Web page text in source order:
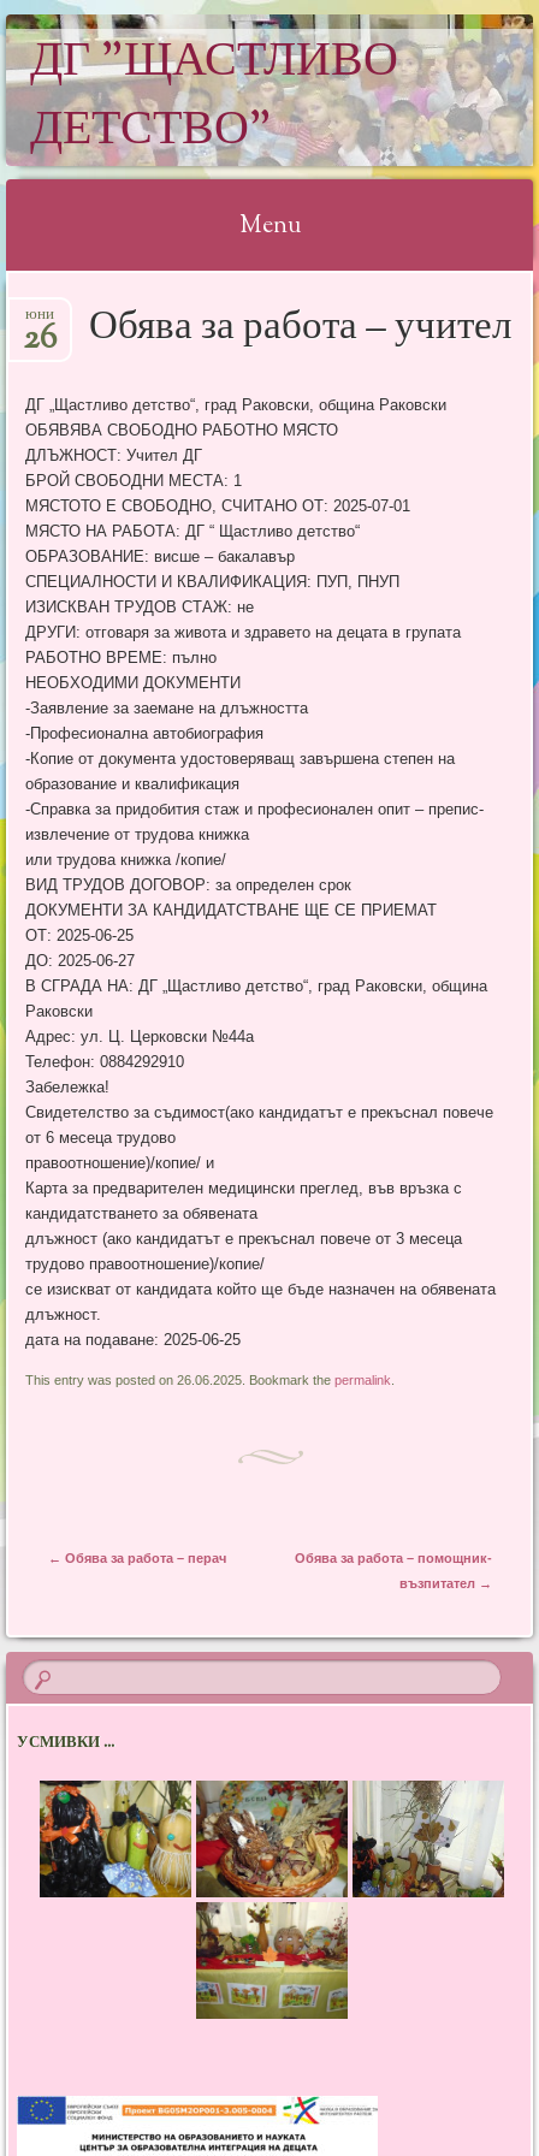
ДГ "ЩАСТЛИВО
ДЕТСТВО"
Menu
to
Обява за работа – учител
юни
26
ДГ „Щастливо детство“, град Раковски, община Раковски
ОБЯВЯВА СВОБОДНО РАБОТНО МЯСТО
ДЛЪЖНОСТ: Учител ДГ
БРОЙ СВОБОДНИ МЕСТА: 1
МЯСТОТО Е СВОБОДНО, СЧИТАНО ОТ: 2025-07-01
МЯСТО НА РАБОТА: ДГ “ Щастливо детство“
ОБРАЗОВАНИЕ: висше – бакалавър
СПЕЦИАЛНОСТИ И КВАЛИФИКАЦИЯ: ПУП, ПНУП
ИЗИСКВАН ТРУДОВ СТАЖ: не
ДРУГИ: отговаря за живота и здравето на децата в групата
РАБОТНО ВРЕМЕ: пълно
НЕОБХОДИМИ ДОКУМЕНТИ
-Заявление за заемане на длъжността
-Професионална автобиография
-Копие от документа удостоверяващ завършена степен на
образование и квалификация
-Справка за придобития стаж и професионален опит – препис-
извлечение от трудова книжка
или трудова книжка /копие/
ВИД ТРУДОВ ДОГОВОР: за определен срок
ДОКУМЕНТИ ЗА КАНДИДАТСТВАНЕ ЩЕ СЕ ПРИЕМАТ
ОТ: 2025-06-25
ДО: 2025-06-27
В СГРАДА НА: ДГ „Щастливо детство“, град Раковски, община
Раковски
Адрес: ул. Ц. Церковски №44а
Телефон: 0884292910
Забележка!
Свидетелство за съдимост(ако кандидатът е прекъснал повече
от 6 месеца трудово
правоотношение)/копие/ и
Карта за предварителен медицински преглед, във връзка с
кандидатстването за обявената
длъжност (ако кандидатът е прекъснал повече от 3 месеца
трудово правоотношение)/копие/
се изискват от кандидата който ще бъде назначен на обявената
длъжност.
дата на подаване: 2025-06-25
This entry was posted on 26.06.2025. Bookmark thepermalink
Post navigation
← Обява за работа – перач
Обява за работа – помощник-
възпитател →
УСМИВКИ ...